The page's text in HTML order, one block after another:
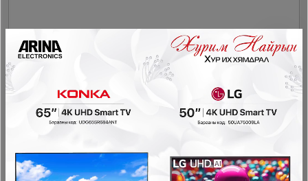
179,900₮